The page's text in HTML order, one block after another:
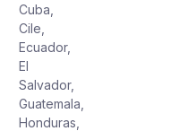
Cuba,
Cile,
Ecuador,
El
Salvador,
Guatemala,
Honduras,